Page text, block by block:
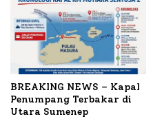
BREAKING NEWS – Kapal
Penumpang Terbakar di
Utara Sumenep